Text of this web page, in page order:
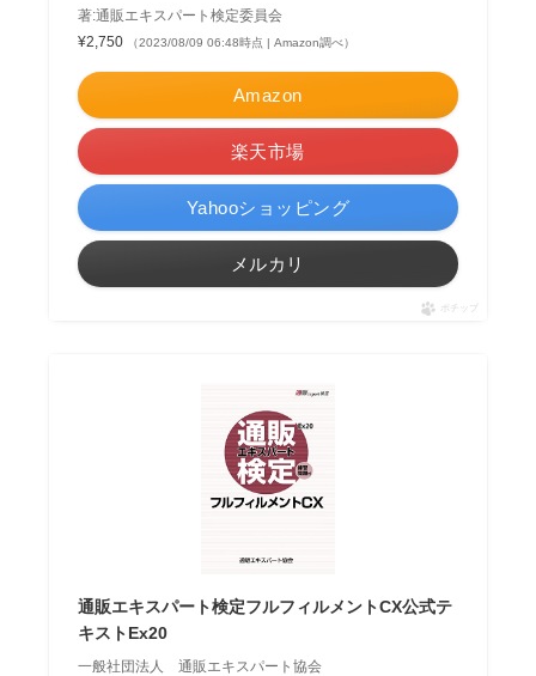
著:通販エキスパート検定委員会
¥2,750
（2023/08/09 06:48時点 | Amazon調べ）
Amazon
楽天市場
Yahooショッピング
メルカリ
ポチップ
通販エキスパート検定フルフィルメントCX公式テ
キストEx20
一般社団法人 通販エキスパート協会